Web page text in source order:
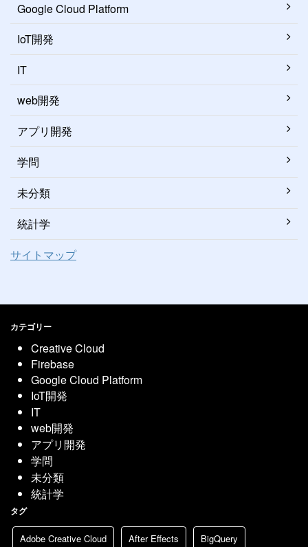
Google Cloud Platform
IoT開発
IT
web開発
アプリ開発
学問
未分類
統計学
サイトマップ
カテゴリー
Creative Cloud
Firebase
Google Cloud Platform
IoT開発
IT
web開発
アプリ開発
学問
未分類
統計学
タグ
Adobe Creative Cloud After Effects BigQuery